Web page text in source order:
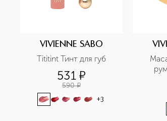
VIVIENNE SABO
Tititint Тинт для губ
531 ¤
590 ¤
+3